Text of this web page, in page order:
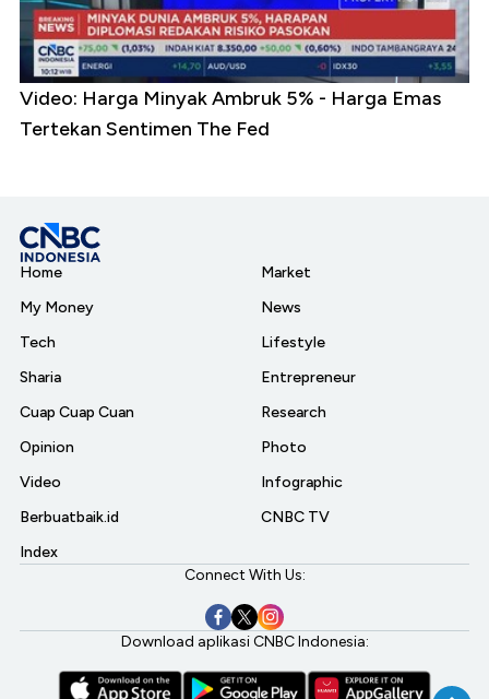
Video: Harga Minyak Ambruk 5% - Harga Emas
Tertekan Sentimen The Fed
Home
My Money
Tech
Sharia
Cuap Cuap Cuan
Opinion
Video
Berbuatbaik.id
Index
Market
News
Lifestyle
Entrepreneur
Research
Photo
Infographic
CNBC TV
Connect With Us:
Download aplikasi CNBC Indonesia: